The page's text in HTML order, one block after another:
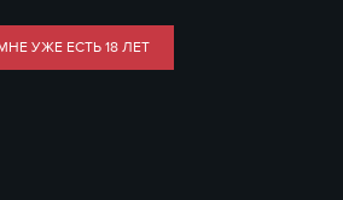
УЖЕ ЕСТЬ 18 ЛЕТ